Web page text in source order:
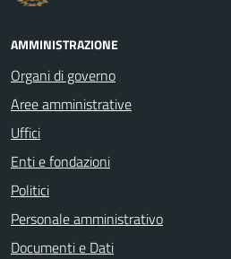
AMMINISTRAZIONE
Organi di governo
Aree amministrative
Uffici
Enti e fondazioni
Politici
Personale amministrativo
Documenti e Dati